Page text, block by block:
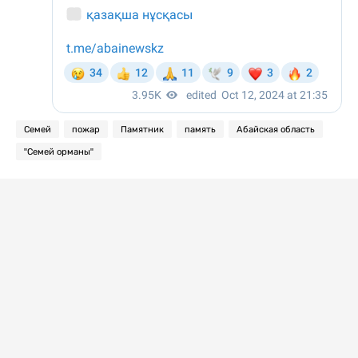
Семей пожар Памятник память Абайская область
"Семей орманы"